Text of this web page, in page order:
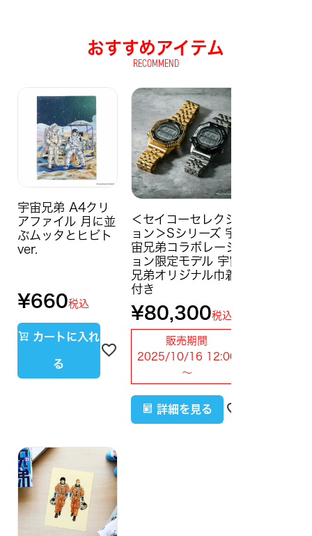
おすすめアイテム
RECOMMEND
宇宙兄弟 A4クリ
アファイル 月に並
ぶムッタとヒビト
ver.
¥660税込
カートに入れ
る
＜セイコーセレクシ
ョン＞Sシリーズ 宇
宙兄弟コラボレーシ
ョン限定モデル 宇宙
兄弟オリジナル巾着
付き
¥80,300税込
販売期間
2025/10/16 12:00
〜
詳細を見る